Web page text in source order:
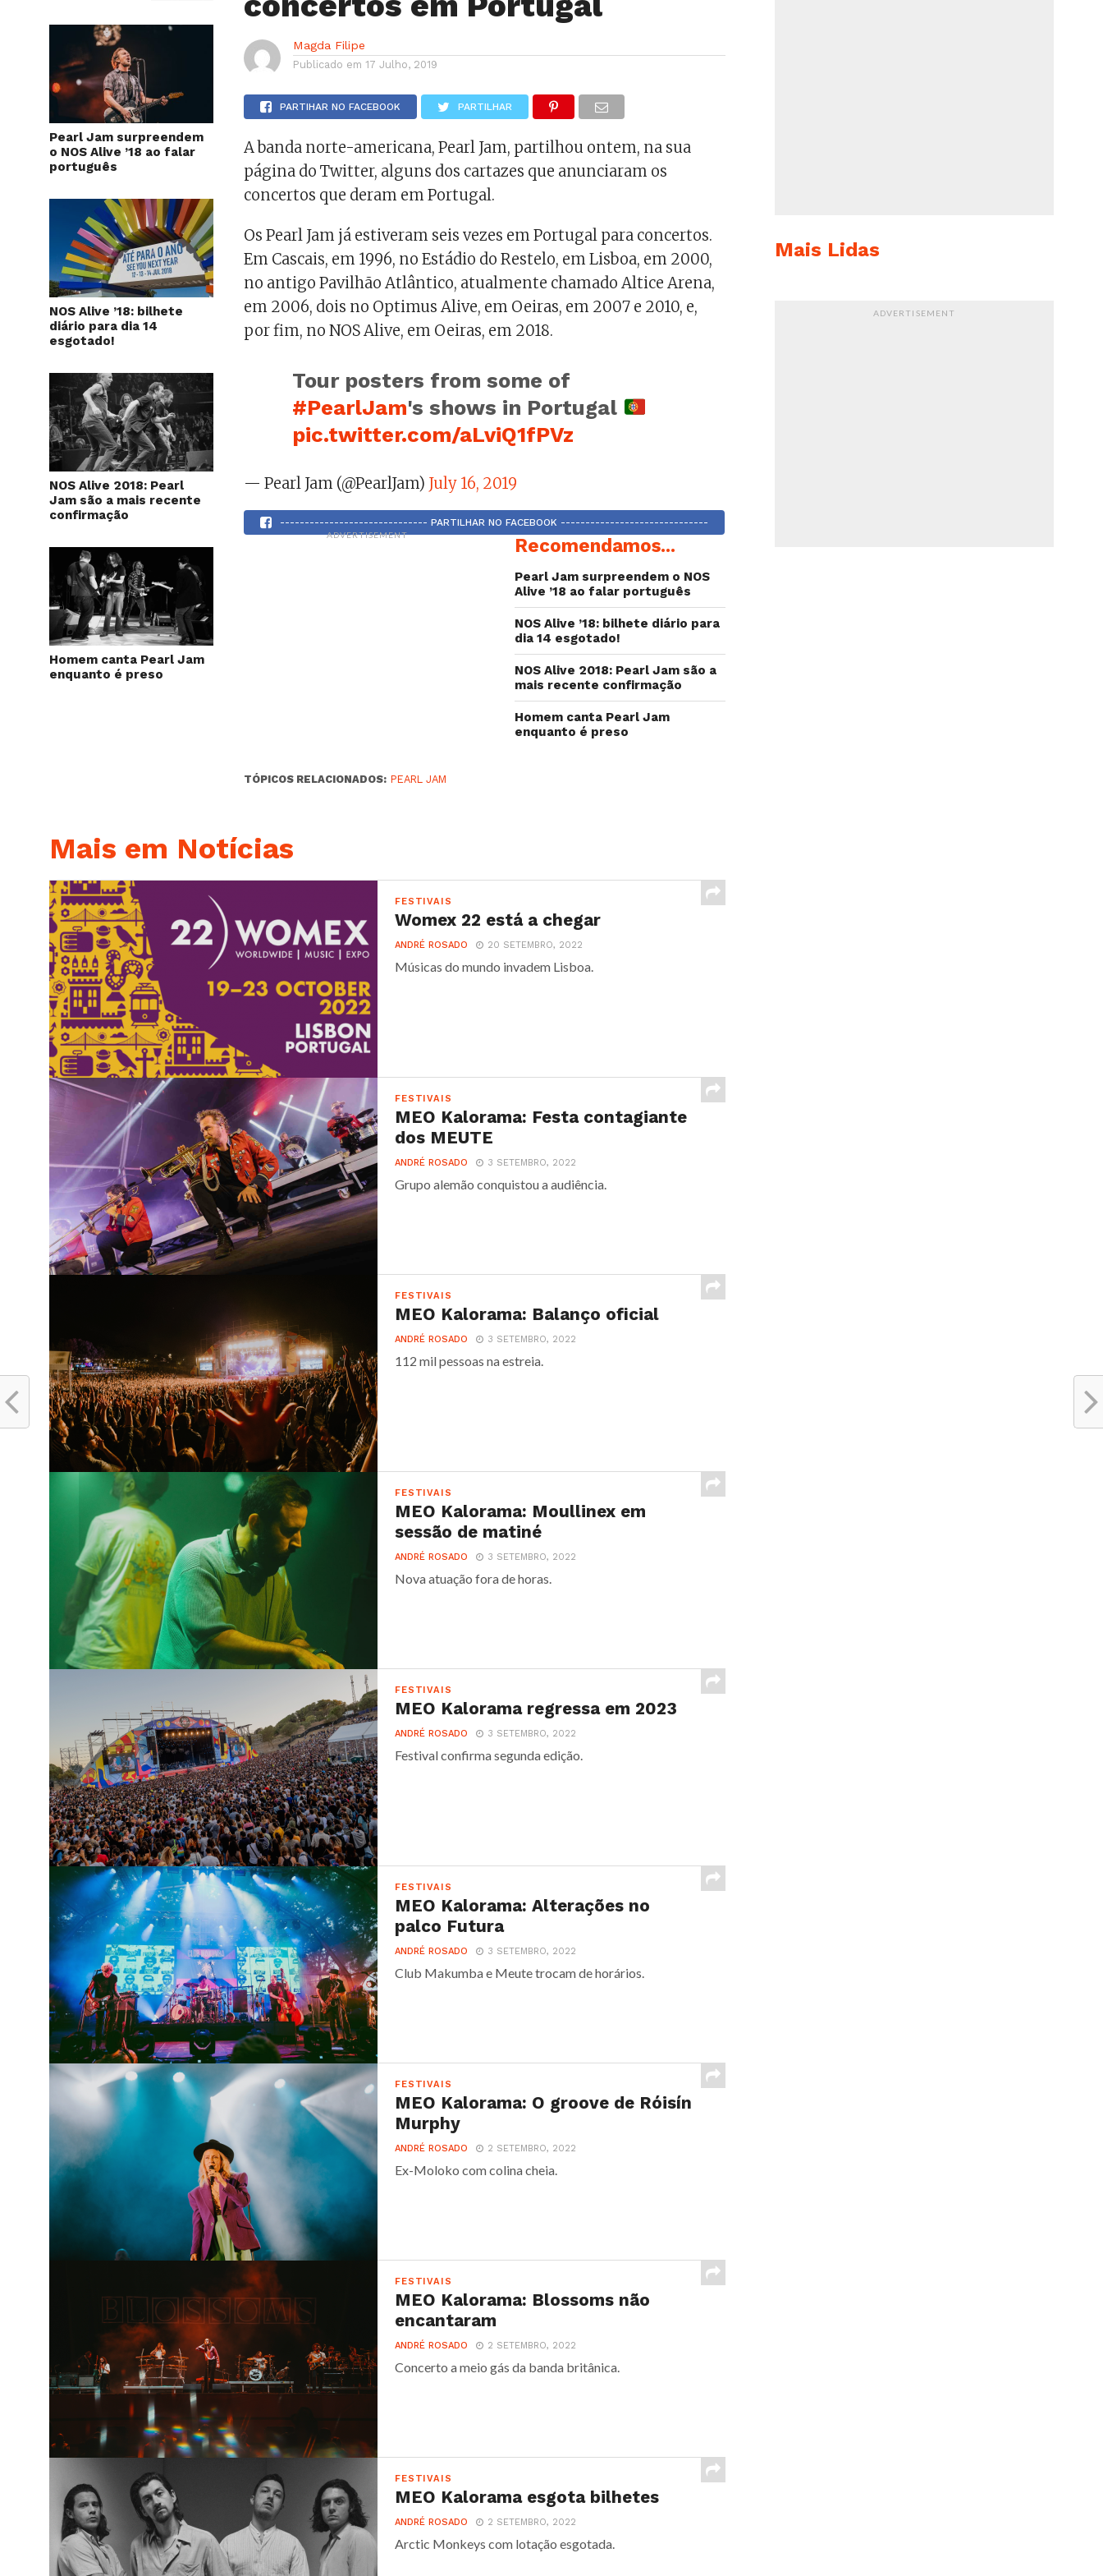
Pearl Jam surpreendem
o NOS Alive ’18 ao falar
português
NOS Alive ’18: bilhete
diário para dia 14
esgotado!
NOS Alive 2018: Pearl
Jam são a mais recente
confirmação
Homem canta Pearl Jam
enquanto é preso
Magda Filipe
Publicado em 17 Julho, 2019
PARTIHAR NO FACEBOOK PARTILHAR
A banda norte-americana, Pearl Jam, partilhou ontem, na sua
página do Twitter, alguns dos cartazes que anunciaram os
concertos que deram em Portugal.
Os Pearl Jam já estiveram seis vezes em Portugal para concertos.
Em Cascais, em 1996, no Estádio do Restelo, em Lisboa, em 2000,
no antigo Pavilhão Atlântico, atualmente chamado Altice Arena,
em 2006, dois no Optimus Alive, em Oeiras, em 2007 e 2010, e,
por fim, no NOS Alive, em Oeiras, em 2018.
Tour posters from some of
#PearlJam's shows in Portugal
pic.twitter.com/aLviQ1fPVz
— Pearl Jam (@PearlJam) July 16, 2019
------------------------------ PARTILHAR NO FACEBOOK ------------------------------
ADVERTISEMENT Recomendamos...
Pearl Jam surpreendem o NOS
Alive ’18 ao falar português
NOS Alive ’18: bilhete diário para
dia 14 esgotado!
NOS Alive 2018: Pearl Jam são a
mais recente confirmação
Homem canta Pearl Jam
enquanto é preso
TÓPICOS RELACIONADOS: PEARL JAM
Mais em Notícias
FESTIVAIS
Womex 22 está a chegar
ANDRÉ ROSADO 20 SETEMBRO, 2022
Músicas do mundo invadem Lisboa.
FESTIVAIS
MEO Kalorama: Festa contagiante
dos MEUTE
ANDRÉ ROSADO 3 SETEMBRO, 2022
Grupo alemão conquistou a audiência.
FESTIVAIS
MEO Kalorama: Balanço oficial
ANDRÉ ROSADO 3 SETEMBRO, 2022
112 mil pessoas na estreia.
FESTIVAIS
MEO Kalorama: Moullinex em
sessão de matiné
ANDRÉ ROSADO 3 SETEMBRO, 2022
Nova atuação fora de horas.
FESTIVAIS
MEO Kalorama regressa em 2023
ANDRÉ ROSADO 3 SETEMBRO, 2022
Festival confirma segunda edição.
FESTIVAIS
MEO Kalorama: Alterações no
palco Futura
ANDRÉ ROSADO 3 SETEMBRO, 2022
Club Makumba e Meute trocam de horários.
FESTIVAIS
MEO Kalorama: O groove de Róisín
Murphy
ANDRÉ ROSADO 2 SETEMBRO, 2022
Ex-Moloko com colina cheia.
FESTIVAIS
MEO Kalorama: Blossoms não
encantaram
ANDRÉ ROSADO 2 SETEMBRO, 2022
Concerto a meio gás da banda britânica.
FESTIVAIS
MEO Kalorama esgota bilhetes
ANDRÉ ROSADO 2 SETEMBRO, 2022
Arctic Monkeys com lotação esgotada.
Mais Lidas
ADVERTISEMENT